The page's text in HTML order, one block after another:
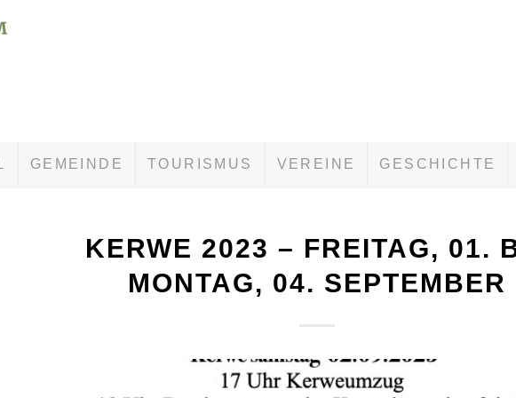
GEMEINDE TOURISMUS VEREINE GESCHICHTE
KERWE 2023 – FREITAG, 01.
MONTAG, 04. SEPTEMBER